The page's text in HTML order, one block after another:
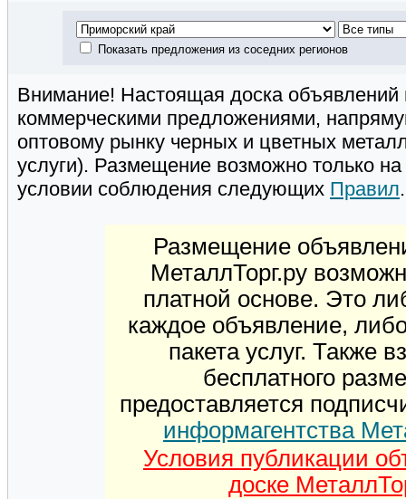
Показать предложения из соседних регионов
Внимание! Настоящая доска
коммерческими предложениями,
оптовому рынку черных и цветных
услуги). Размещение возможно только на
условии соблюдения следующих Правил.
Размещение
МеталлТорг.ру
платной основе. Это
каждое объявление,
пакета услуг. Также
бесплатного
предоставляется
информагентства
Условия публикации
доске